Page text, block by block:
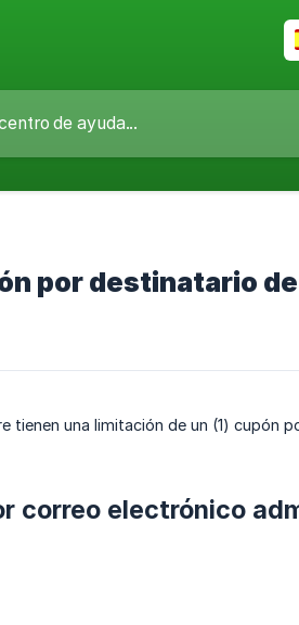
por destinatario
una limitación de un (1) cupón
correo electrónico